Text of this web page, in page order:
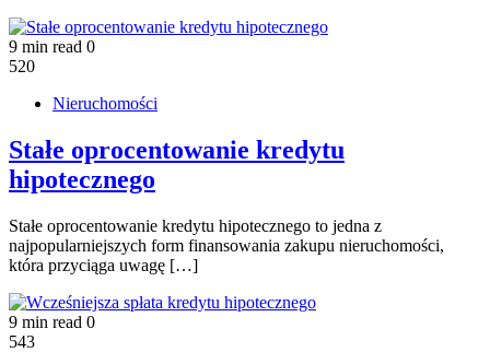
9 min read 0
520
Nieruchomości
Stałe oprocentowanie kredytu
hipotecznego
Stałe oprocentowanie kredytu hipotecznego to jedna z
najpopularniejszych form finansowania zakupu nieruchomości,
która przyciąga uwagę […]
9 min read 0
543